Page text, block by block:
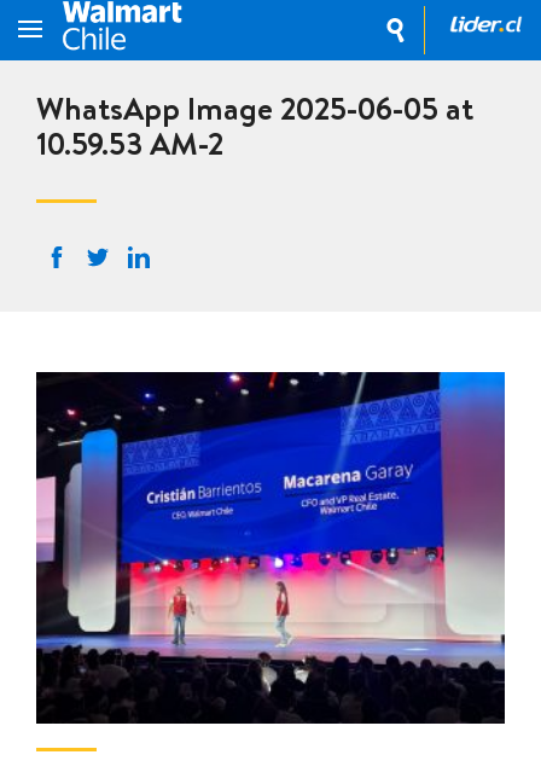
WhatsApp Image 2025-06-05 at
10.59.53 AM-2